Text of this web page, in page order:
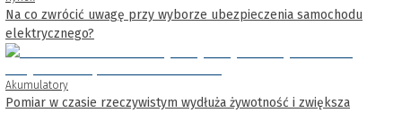
Na co zwrócić uwagę przy wyborze ubezpieczenia samochodu
elektrycznego?
Akumulatory
Pomiar w czasie rzeczywistym wydłuża żywotność i zwiększa